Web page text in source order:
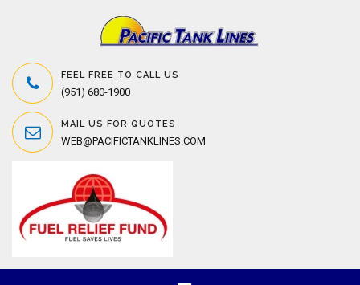
FEEL FREE TO CALL US
(951) 680-1900
MAIL US FOR QUOTES
WEB@PACIFICTANKLINES.COM